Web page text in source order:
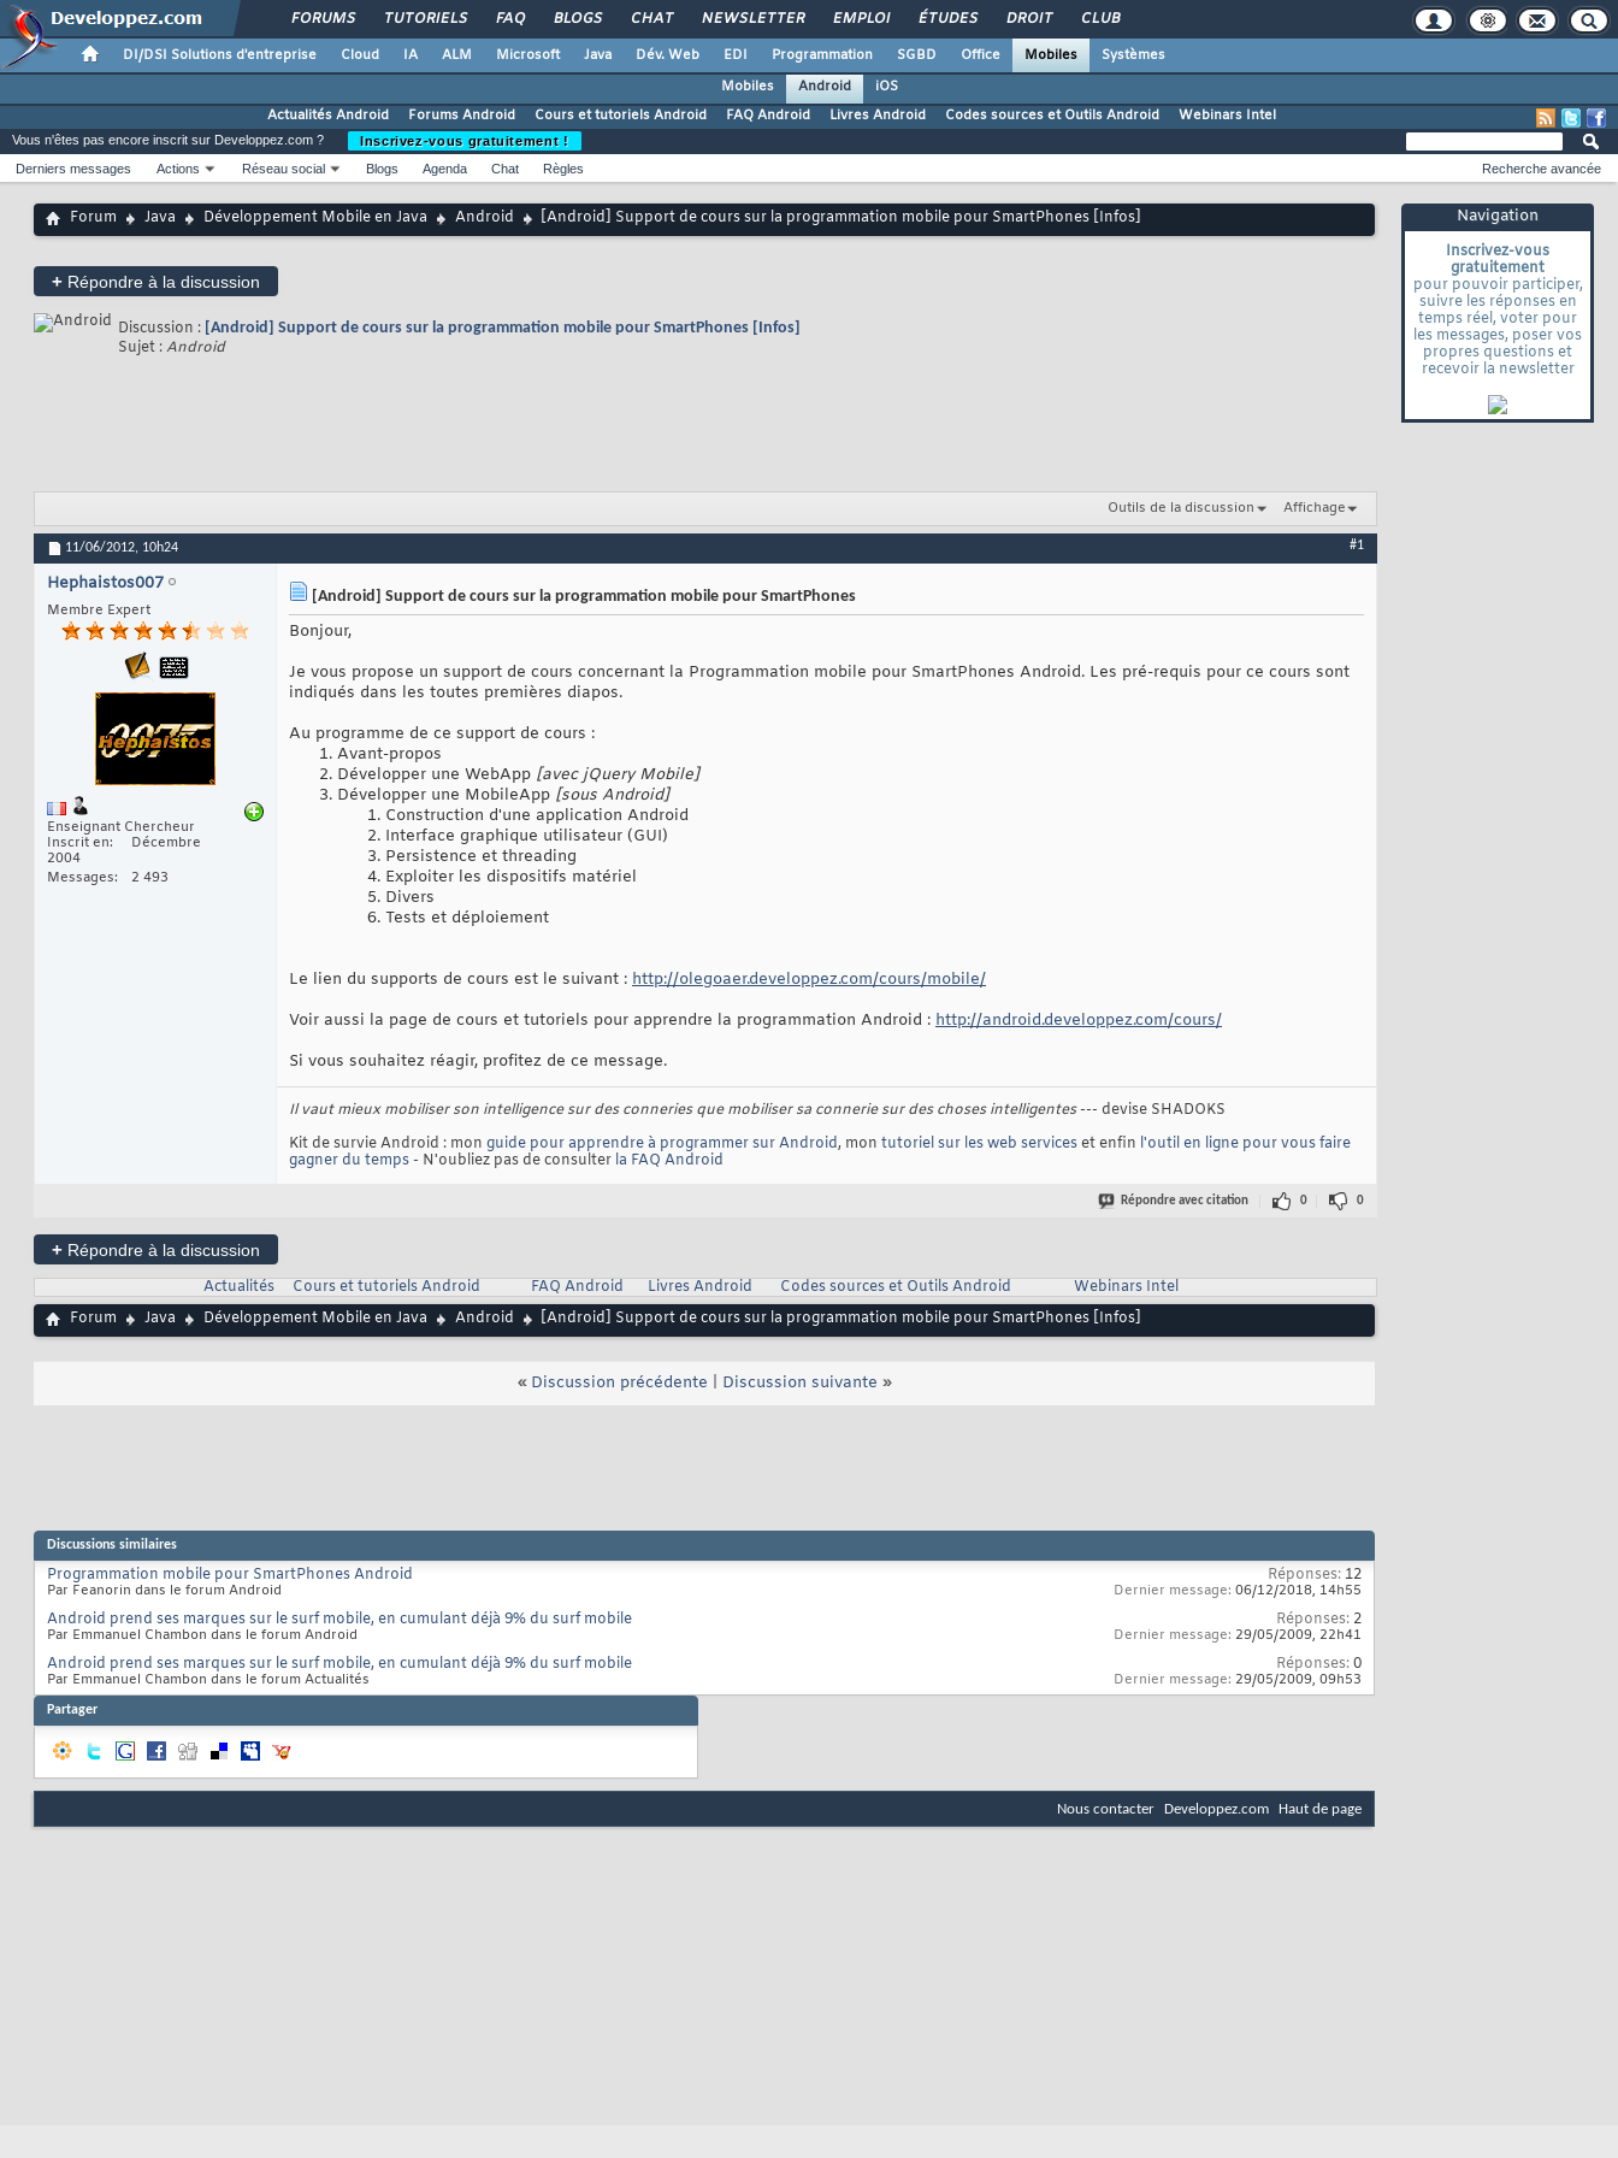
FORUMS TUTORIELS FAQ BLOGS CHAT NEWSLETTER EMPLOI ÉTUDES DROIT CLUB
DI/DSI Solutions d'entreprise Cloud IA ALM Microsoft Java Dév. Web EDI Programmation SGBD Office Mobiles
Systèmes
Mobiles
Android
iOS
Actualités Android
Forums Android Cours et tutoriels Android FAQ Android Livres Android Codes sources et Outils Android Webinars Intel
Navigation
Inscrivez-vous
gratuitement
pour pouvoir participer,
suivre les réponses en
temps réel, voter pour
les messages, poser vos
propres questions et
recevoir la newsletter
Vous n'êtes pas encore inscrit sur Developpez.com ?
Inscrivez-vous gratuitement !
Derniers messages
Actions Réseau social Blogs Agenda Chat Règles Recherche avancée
Forum Java Développement Mobile en Java Android [Android] Support de cours sur la programmation mobile pour SmartPhones [Infos]
+ Répondre à la discussion
Discussion : [Android] Support de cours sur la programmation mobile pour SmartPhones [Infos]
Sujet :Android
Outils de la discussion Affichage
11/06/2012, 10h24 #1
Hephaistos007
Membre Expert
Enseignant Chercheur
Inscrit en
Décembre
2004
Messages
2 493
[Android] Support de cours sur la programmation mobile pour SmartPhones
Bonjour,
Je vous propose un support de cours concernant la Programmation mobile pour SmartPhones Android. Les pré-requis pour ce cours sont
indiqués dans les toutes premières diapos.
Au programme de ce support de cours :
Avant-propos
Développer une WebApp [avec jQuery Mobile]
Développer une MobileApp [sous Android]
Construction d'une application Android
Interface graphique utilisateur (GUI)
Persistence et threading
Exploiter les dispositifs matériel
Divers
Tests et déploiement
Le lien du supports de cours est le suivant : http://olegoaer.developpez.com/cours/mobile/
Voir aussi la page de cours et tutoriels pour apprendre la programmation Android : http://android.developpez.com/cours/
Si vous souhaitez réagir, profitez de ce message.
Il vaut mieux mobiliser son intelligence sur des conneries que mobiliser sa connerie sur des choses intelligentes--- devise SHADOKS
Kit de survie Android : mon guide pour apprendre à programmer sur Android, mon tutoriel sur les web serviceset enfin l'outil en ligne pour vous faire
gagner du temps- N'oubliez pas de consulter la FAQ Android
Répondre avec citation 0 0
+ Répondre à la discussion
Actualités
Cours et tutoriels Android FAQ Android Livres Android Codes sources et Outils Android
Webinars Intel
Forum
Java Développement Mobile en Java Android [Android] Support de cours sur la programmation mobile pour SmartPhones [Infos]
« Discussion précédente Discussion suivante »
Discussions similaires
Programmation mobile pour SmartPhones Android
Par Feanorin dans le forum Android
Réponses: 12
Dernier message: 06/12/2018, 14h55
Android prend ses marques sur le surf mobile, en cumulant déjà 9% du surf mobile
Par Emmanuel Chambon dans le forum Android
Réponses: 2
Dernier message: 29/05/2009, 22h41
Android prend ses marques sur le surf mobile, en cumulant déjà 9% du surf mobile
Par Emmanuel Chambon dans le forum Actualités
Réponses:0
Dernier message: 29/05/2009, 09h53
Partager
Nous contacter Developpez.com Haut de page